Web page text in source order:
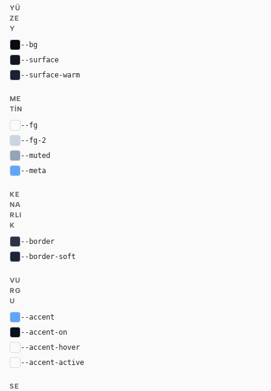
YÜ
ZE
Y
--bg
--surface
--surface-warm
ME
TIN
--fg
--fg-2
--muted
--meta
KE
NA
RLI
K
--border
--border-soft
VU
RG
U
--accent
--accent-on
--accent-hover
--accent-active
SE